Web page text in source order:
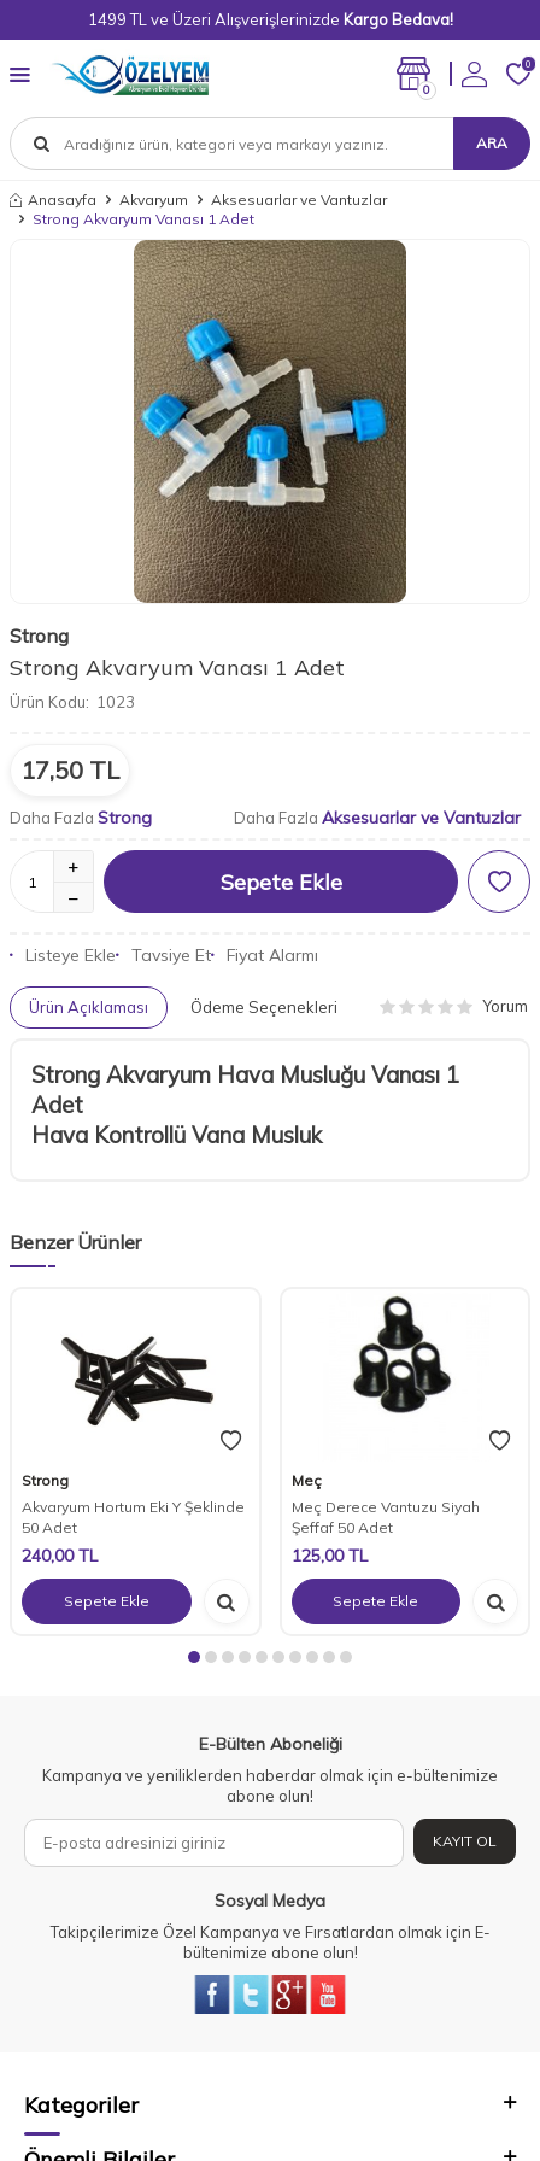
1499 TL ve Üzeri Alışverişlerinizde Kargo Bedava!
ARA
0
0
Anasayfa Akvaryum
Aksesuarlar ve Vantuzlar
Strong Akvaryum Vanası 1 Adet
Strong
Strong Akvaryum Vanası 1 Adet
Ürün Kodu: 1023
17,50 TL
Daha Fazla Strong Daha Fazla Aksesuarlar ve Vantuzlar
Sepete Ekle
Listeye Ekle Tavsiye Et Fiyat Alarmı
Ürün Açıklaması Ödeme Seçenekleri Yorum
Strong Akvaryum Hava Musluğu Vanası 1
Adet
Hava Kontrollü Vana Musluk
Benzer Ürünler
Strong
Akvaryum Hortum Eki Y Şeklinde
50 Adet
240,00TL
Sepete Ekle
Meç
Meç Derece Vantuzu Siyah
Şeffaf 50 Adet
125,00TL
Sepete Ekle
E-Bülten Aboneliği
Kampanya ve yeniliklerden haberdar olmak için e-bültenimize
abone olun!
KAYIT OL
Sosyal Medya
Takipçilerimize Özel Kampanya ve Fırsatlardan olmak için E-
bültenimize abone olun!
Kategoriler